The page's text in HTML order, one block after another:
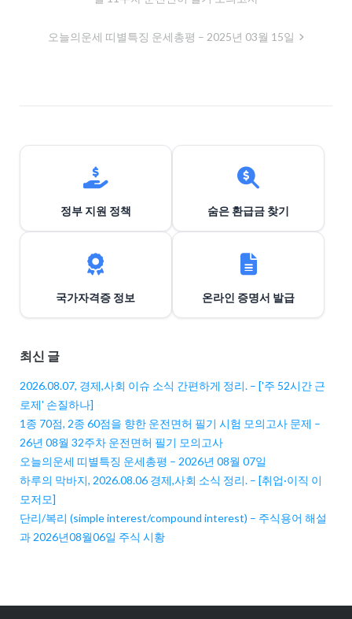
오늘의운세 띠별특징 운세총평 – 2025년 03월 15일
정부 지원 정책 숨은 환급금 찾기
국가자격증 정보 온라인 증명서 발급
최신 글
2026.08.07, 경제,사회 이슈 소식 간편하게 정리. – ['주 52시간 근
로제' 손질하나]
1종 70점, 2종 60점을 향한 운전면허 필기 시험 모의고사 문제 –
26년 08월 32주차 운전면허 필기 모의고사
오늘의운세 띠별특징 운세총평 – 2026년 08월 07일
하루의 막바지, 2026.08.06 경제,사회 소식 정리. – [취업·이직 이
모저모]
단리/복리 (simple interest/compound interest) – 주식용어 해설
과 2026년08월06일 주식 시황